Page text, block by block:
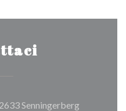
Senningerberg((apre una